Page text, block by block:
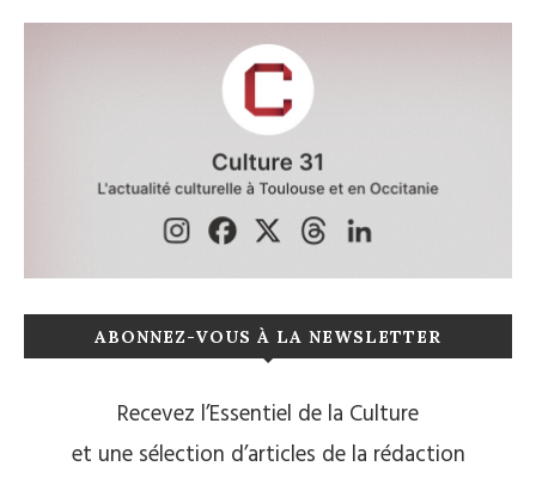
ABONNEZ-VOUS À LA NEWSLETTER
Recevez l’Essentiel de la Culture
et une sélection d’articles de la rédaction